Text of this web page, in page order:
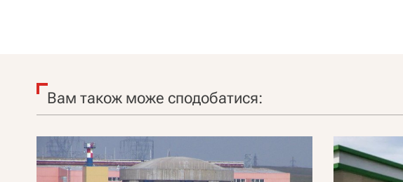
Вам також може сподобатися: